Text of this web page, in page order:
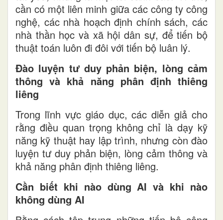
cần có một liên minh giữa các công ty công
nghệ, các nhà hoạch định chính sách, các
nhà thần học và xã hội dân sự, để tiến bộ
thuật toán luôn đi đôi với tiến bộ luân lý.
Đào luyện tư duy phản biện, lòng cảm
thông và khả năng phân định thiêng
liêng
Trong lĩnh vực giáo dục, các diễn giả cho
rằng điều quan trọng không chỉ là dạy kỹ
năng kỹ thuật hay lập trình, nhưng còn đào
luyện tư duy phản biện, lòng cảm thông và
khả năng phân định thiêng liêng.
Cần biết khi nào dùng AI và khi nào
không dùng AI